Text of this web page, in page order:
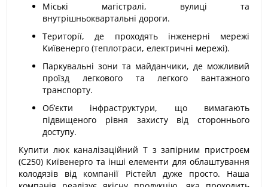
Міські магістралі, вулиці та
внутрішньоквартальні дороги.
Території, де проходять інженерні мережі
Київенерго (теплотраси, електричні мережі).
Паркувальні зони та майданчики, де можливий
проїзд легкового та легкого вантажного
транспорту.
Об’єкти інфраструктури, що вимагають
підвищеного рівня захисту від стороннього
доступу.
Купити люк каналізаційний Т з запірним пристроєм
(С250) Київенерго та інші елементи для облаштування
колодязів від компанії Рістейл дуже просто. Наша